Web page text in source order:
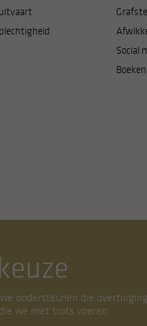
Social
ondersteunen die overtuiging
we met trots voeren.